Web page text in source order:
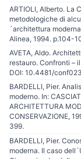
ARTIOLI, Alberto. La
metodologiche di
´architettura
Alinea, 1994. p.104-
AVETA, Aldo.
restauro. Confronti –
DOI: 10.4481/conf023
BARDELLI, Pier.
moderno. In:
ARCHITETTURA
CONSERVAZIONE,
399.
BARDELLI, Pier.
moderna. Il caso